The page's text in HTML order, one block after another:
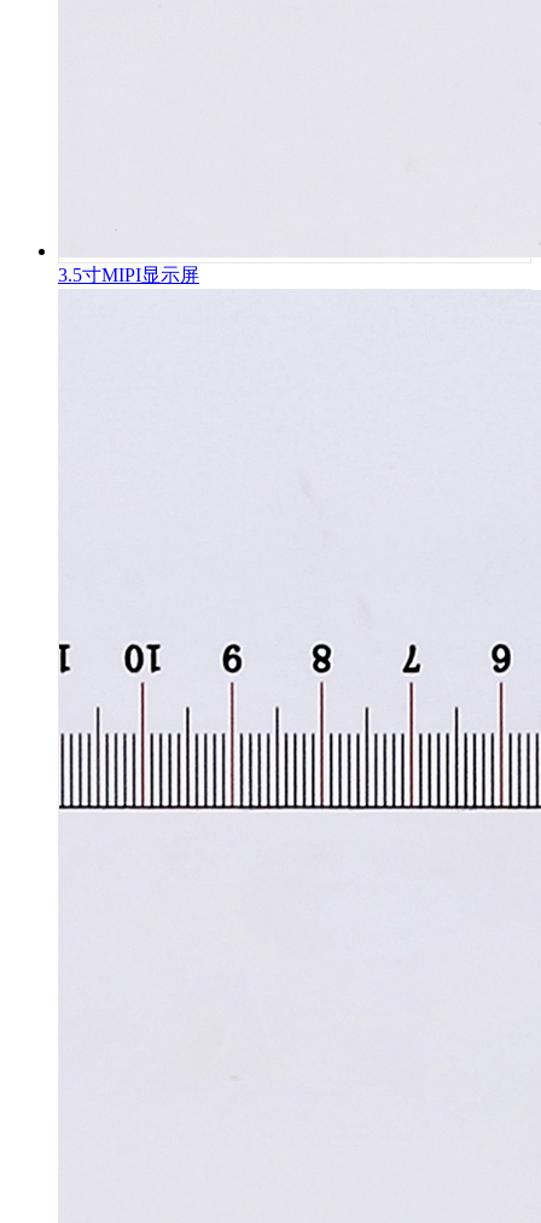
3.5寸MIPI显示屏